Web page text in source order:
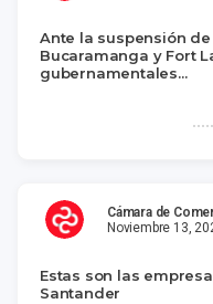
Ante la suspensión
Bucaramanga y Fort
gubernamentales...
Cámara de
Noviembre 13,
Estas son las
Santander